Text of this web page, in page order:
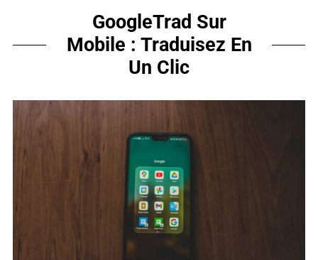
GoogleTrad Sur
Mobile : Traduisez En
Un Clic